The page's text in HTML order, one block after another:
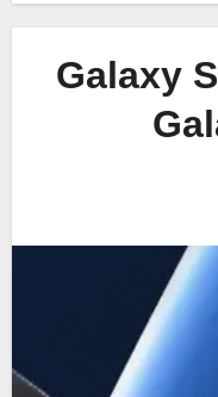
{تسريب} خلفيات Galaxy S